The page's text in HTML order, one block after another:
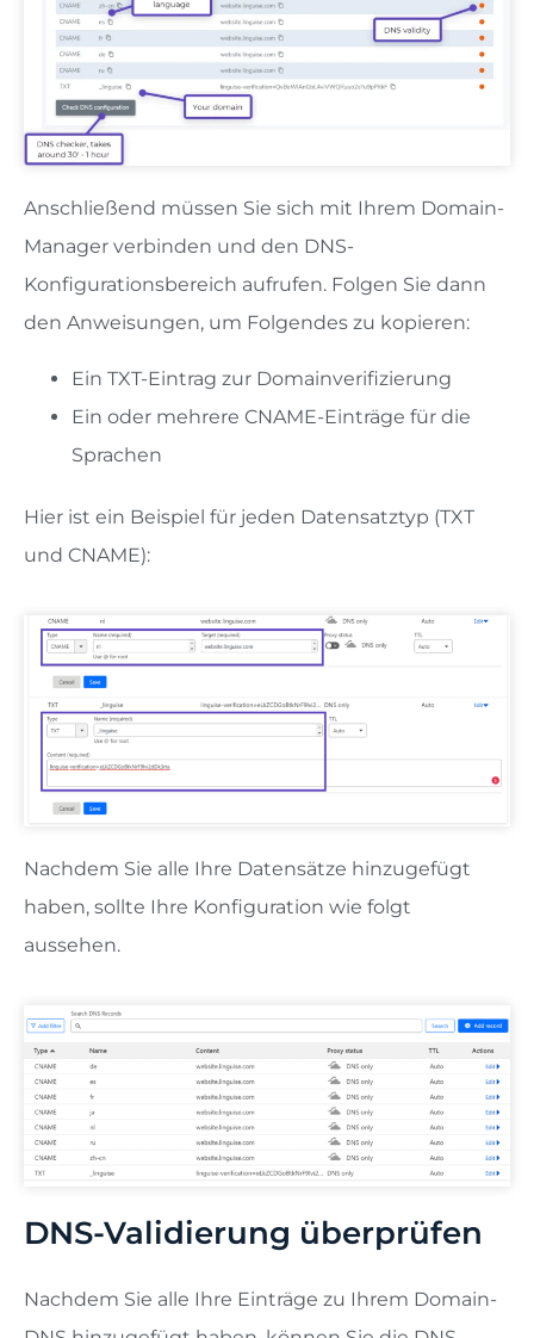
Anschließend müssen Sie sich mit Ihrem Domain-
Manager verbinden und den DNS-
Konfigurationsbereich aufrufen. Folgen Sie dann
den Anweisungen, um Folgendes zu kopieren:
Ein TXT-Eintrag zur Domainverifizierung
Ein oder mehrere CNAME-Einträge für die
Sprachen
Hier ist ein Beispiel für jeden Datensatztyp (TXT
und CNAME):
Nachdem Sie alle Ihre Datensätze hinzugefügt
haben, sollte Ihre Konfiguration wie folgt
aussehen.
DNS-Validierung überprüfen
Nachdem Sie alle Ihre Einträge zu Ihrem Domain-